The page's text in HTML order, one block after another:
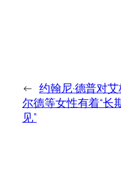
← 约翰尼·德普对艾
尔德等女性有着“长
见”